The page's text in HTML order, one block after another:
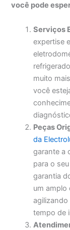
você pode
Serviços
expertise
muito
você
Peças
da
garante a
para o
garantia
um amplo
tempo de